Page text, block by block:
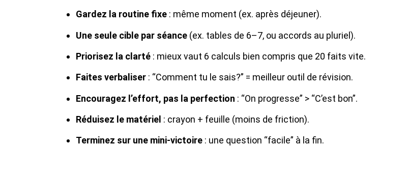
Gardez la routine fixe : même moment (ex. après déjeuner).
Une seule cible par séance (ex. tables de 6–7, ou accords au pluriel).
Priorisez la clarté : mieux vaut 6 calculs bien compris que 20 faits vite.
Faites verbaliser : “Comment tu le sais?” = meilleur outil de révision.
Encouragez l’effort, pas la perfection : “On progresse” > “C’est bon”.
Réduisez le matériel : crayon + feuille (moins de friction).
Terminez sur une mini-victoire : une question “facile” à la fin.